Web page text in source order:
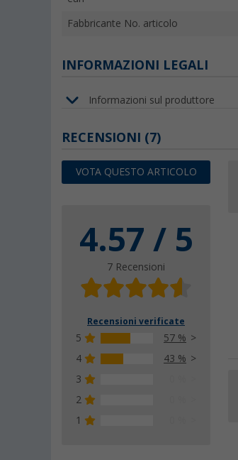
Fabbricante No. articolo
INFORMAZIONI LEGALI
Informazioni sul produttore
RECENSIONI (7)
VOTA QUESTO ARTICOLO
4.57 / 5
7 Recensioni
Recensioni verificate
5
57 %
4
43 %
3
2
1